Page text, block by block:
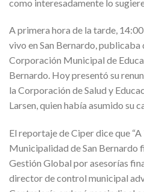
como interesadamente lo
A primera hora de la tarde,
vivo en San Bernardo, publicaba
Corporación Municipal de
Bernardo. Hoy presentó su
la Corporación de Salud y
Larsen, quien había asumido su
El reportaje de Ciper dice que
Municipalidad de San Bernardo
Gestión Global por asesorías
director de control municipal